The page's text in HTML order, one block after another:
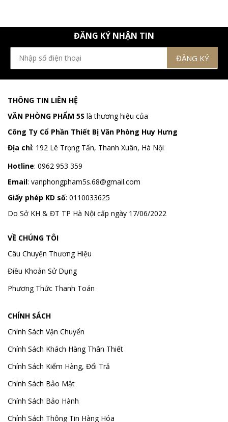
ĐĂNG KÝ NHẬN TIN
THÔNG TIN LIÊN HỆ
VĂN PHÒNG PHẨM 5S là thương hiệu của
Công Ty Cổ Phần Thiết Bị Văn Phòng Huy Hưng
Địa chỉ: 192 Lê Trọng Tấn, Thanh Xuân, Hà Nội
Hotline: 0962 953 359
Email: vanphongpham5s.68@gmail.com
Giấy phép KD số: 0110033625
Do Sở KH & ĐT TP Hà Nội cấp ngày 17/06/2022
VỀ CHÚNG TÔI
Câu Chuyện Thương Hiệu
Điều Khoản Sử Dụng
Phương Thức Thanh Toán
CHÍNH SÁCH
Chính Sách Vận Chuyển
Chính Sách Khách Hàng Thân Thiết
Chính Sách Kiểm Hàng, Đổi Trả
Chính Sách Bảo Mật
Chính Sách Bảo Hành
Chính Sách Thông Tin Hàng Hóa